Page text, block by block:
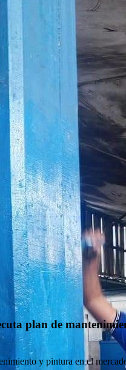
plan de
y pintura en el